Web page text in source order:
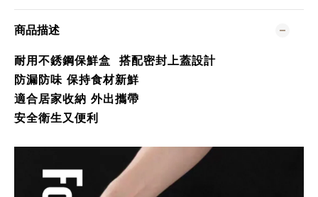
商品描述
耐用不銹鋼保鮮盒 搭配密封上蓋設計
防漏防味 保持食材新鮮
適合居家收納 外出攜帶
安全衛生又便利